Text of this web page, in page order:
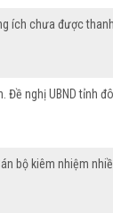
ích chưa được
Đề nghị UBND tỉnh
bộ kiêm nhiệm